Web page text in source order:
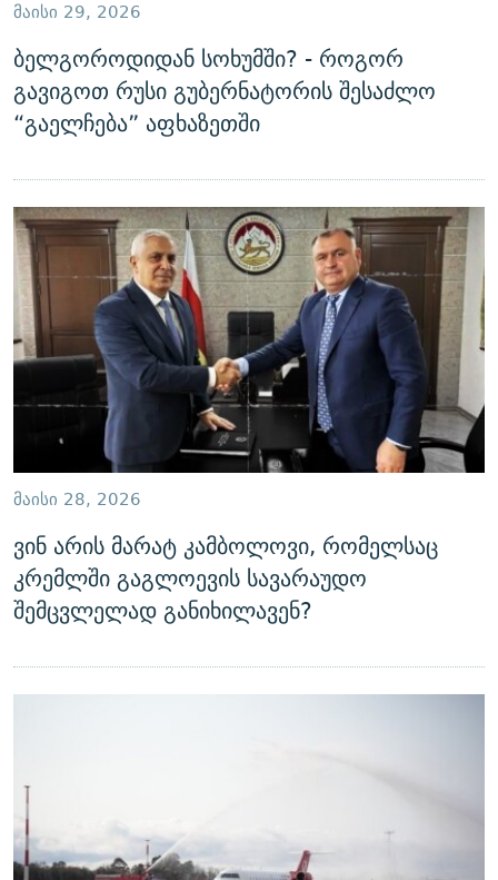
ᲛᲐᲘᲡᲘ 29, 2026
ბელგოროდიდან სოხუმში? - როგორ
გავიგოთ რუსი გუბერნატორის შესაძლო
“გაელჩება” აფხაზეთში
ᲛᲐᲘᲡᲘ 28, 2026
ვინ არის მარატ კამბოლოვი, რომელსაც
კრემლში გაგლოევის სავარაუდო
შემცვლელად განიხილავენ?